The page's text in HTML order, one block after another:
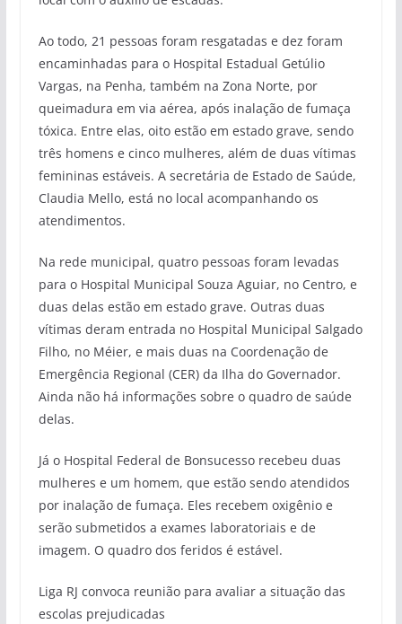
Ao todo, 21 pessoas foram resgatadas e dez foram
encaminhadas para o Hospital Estadual Getúlio
Vargas, na Penha, também na Zona Norte, por
queimadura em via aérea, após inalação de fumaça
tóxica. Entre elas, oito estão em estado grave, sendo
três homens e cinco mulheres, além de duas vítimas
femininas estáveis. A secretária de Estado de Saúde,
Claudia Mello, está no local acompanhando os
atendimentos.
Na rede municipal, quatro pessoas foram levadas
para o Hospital Municipal Souza Aguiar, no Centro, e
duas delas estão em estado grave. Outras duas
vítimas deram entrada no Hospital Municipal Salgado
Filho, no Méier, e mais duas na Coordenação de
Emergência Regional (CER) da Ilha do Governador.
Ainda não há informações sobre o quadro de saúde
delas.
Já o Hospital Federal de Bonsucesso recebeu duas
mulheres e um homem, que estão sendo atendidos
por inalação de fumaça. Eles recebem oxigênio e
serão submetidos a exames laboratoriais e de
imagem. O quadro dos feridos é estável.
Liga RJ convoca reunião para avaliar a situação das
escolas prejudicadas